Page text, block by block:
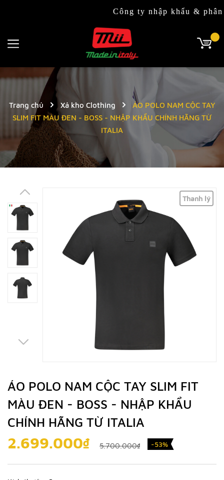
Công ty nhập khẩu & phân
Trang chủ Xả kho Clothing
ÁO POLO NAM CỘC TAY
SLIM FIT MÀU ĐEN - BOSS - NHẬP KHẨU CHÍNH HÃNG TỪ
ITALIA
Thanh lý
ÁO POLO NAM CỘC TAY SLIM FIT
MÀU ĐEN - BOSS - NHẬP KHẨU
CHÍNH HÃNG TỪ ITALIA
2.699.000₫ 5.700.000₫ -53%